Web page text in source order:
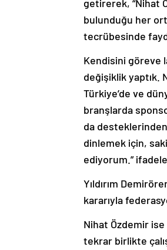
getirerek, “Nihat
bulunduğu her
tecrübesinde
Kendisini göreve
değişiklik yaptık.
Türkiye’de ve
branşlarda
da
dinlemek için,
ediyorum.”
Yıldırım
kararıyla
Nihat Özdemir ise
tekrar birlikte